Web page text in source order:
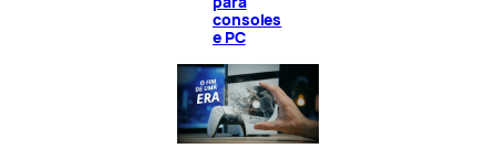
consoles
e PC